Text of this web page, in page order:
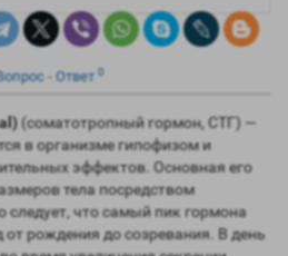
- Ответ 0
(соматотропный гормон, СТГ) —
в организме гипофизом и
эффектов. Основная его
тела посредством
следует, что самый пик гормона
от рождения до созревания. В день